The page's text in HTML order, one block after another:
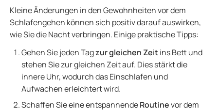
Kleine Änderungen in den Gewohnheiten vor dem
Schlafengehen können sich positiv darauf auswirken,
wie Sie die Nacht verbringen. Einige praktische Tipps:
Gehen Sie jeden Tagzur gleichen Zeit ins Bett und
stehen Sie zur gleichen Zeit auf. Dies stärkt die
innere Uhr, wodurch das Einschlafen und
Aufwachen erleichtert wird.
Schaffen Sie eine entspannendeRoutinevor dem